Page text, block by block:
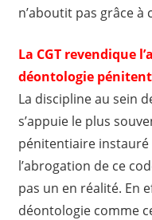
n’aboutit pas grâce à
La CGT revendique
déontologie
La discipline au sein
s’appuie le plus
pénitentiaire instauré
l’abrogation de ce
pas un en réalité. En
déontologie comme